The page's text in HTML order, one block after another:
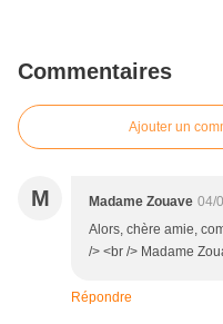
Commentaires
Ajouter un
M Madame Zouave 04/
Alors, chère amie,
/> <br /> Madame
Répondre